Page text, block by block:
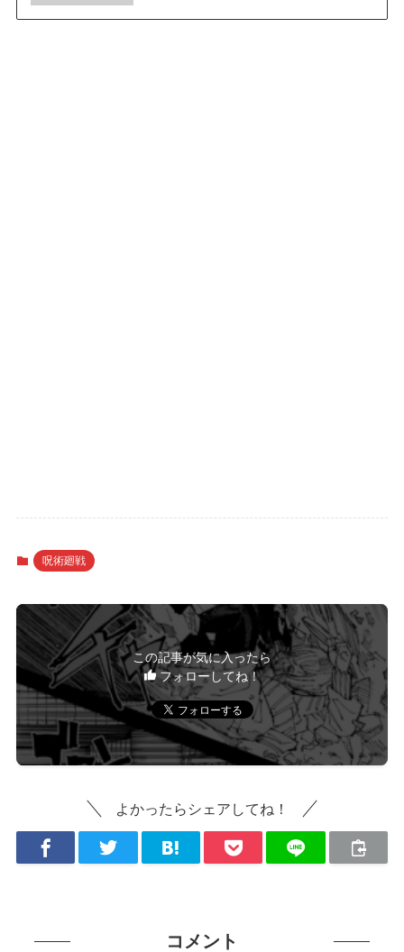
呪術廻戦
この記事が気に入ったら
フォローしてね！
よかったらシェアしてね！
コメント